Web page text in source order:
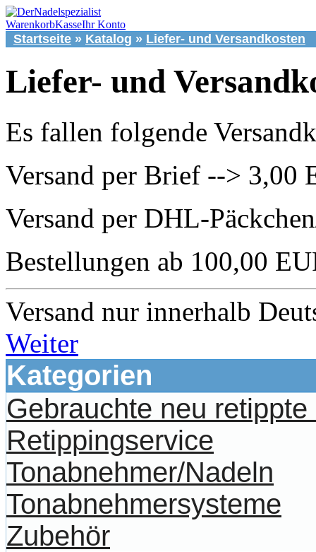
WarenkorbKasseIhr Konto
Startseite » Katalog » Liefer- und Versandkosten
Liefer- und
Es fallen folgende
Versand per Brief --> 3,00
Versand per DHL-
Bestellungen ab 100,00
Versand nur innerhalb
Weiter
Kategorien
Gebrauchte neu
Retippingservice
Tonabnehmer/Nadeln
Tonabnehmersysteme
Zubehör